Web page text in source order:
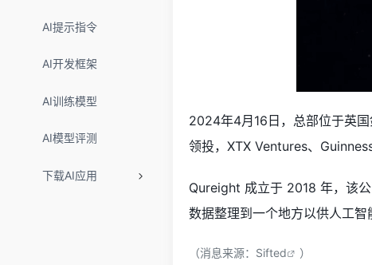
AI提示指令
AI开发框架
AI训练模型
AI模型评测
下载AI应用
2024年4月16日，总部位于英
领投，XTX Ventures、
Qureight 成立于 2018 年，该
数据整理到一个地方以供人工智
（消息来源： Sifted ）